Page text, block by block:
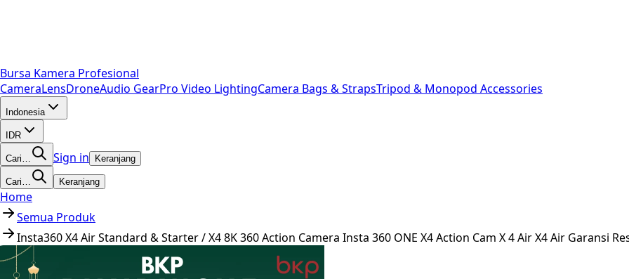
Bursa Kamera Profesional
CameraLensDroneAudio GearPro Video LightingCamera Bags & StrapsTripod & Monopod Accessories
Indonesia
IDR
Cari… Sign in Keranjang
Cari… Keranjang
Home
Semua Produk
Insta360 X4 Air Standard & Starter / X4 8K 360 Action Camera Insta 360 ONE X4 Action Cam X 4 Air X4 Air Garansi